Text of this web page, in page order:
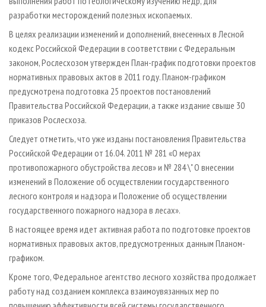
разработки месторождений полезных ископаемых.
В целях реализации изменений и дополнений, внесенных в Лесной
кодекс Российской Федерации в соответствии с Федеральным
законом, Рослесхозом утвержден План-график подготовки проектов
нормативных правовых актов в 2011 году. Планом-графиком
предусмотрена подготовка 25 проектов постановлений
Правительства Российской Федерации, а также издание свыше 30
приказов Рослесхоза.
Следует отметить, что уже изданы постановления Правительства
Российской Федерации от 16.04. 2011 № 281 «О мерах
противопожарного обустройства лесов» и № 284 \" О внесении
изменений в Положение об осуществлении государственного
лесного контроля и надзора и Положение об осуществлении
государственного пожарного надзора в лесах».
В настоящее время идет активная работа по подготовке проектов
нормативных правовых актов, предусмотренных данным Планом-
графиком.
Кроме того, Федеральное агентство лесного хозяйства продолжает
работу над созданием комплекса взаимоувязанных мер по